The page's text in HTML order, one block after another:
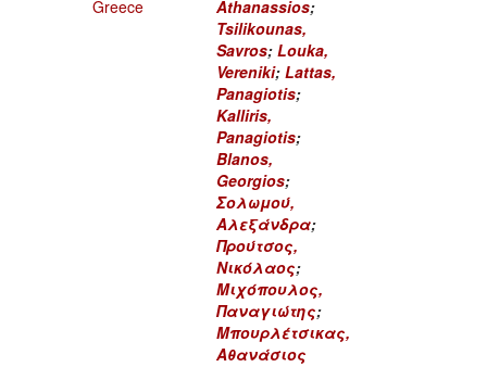
Greece
Athanassios;
Tsilikounas,
Savros; Louka,
Vereniki; Lattas,
Panagiotis;
Kalliris,
Panagiotis;
Blanos,
Georgios;
Σολωμού,
Αλεξάνδρα;
Προύτσος,
Νικόλαος;
Μιχόπουλος,
Παναγιώτης;
Μπουρλέτσικας,
Αθανάσιος